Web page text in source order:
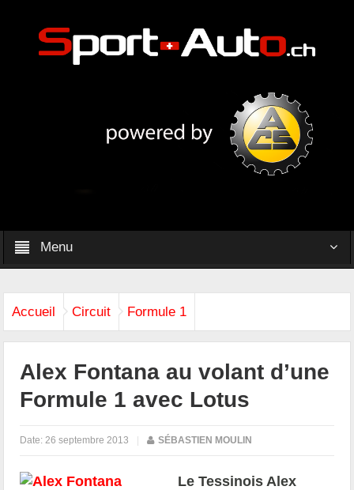
Menu
Accueil Circuit Formule 1
Alex Fontana au volant d’une
Formule 1 avec Lotus
Date: 26 septembre 2013 | SÉBASTIEN MOULIN
Le Tessinois Alex